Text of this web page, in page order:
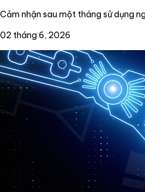
Cảm nhận sau một tháng sử dụng
02 tháng 6, 2026